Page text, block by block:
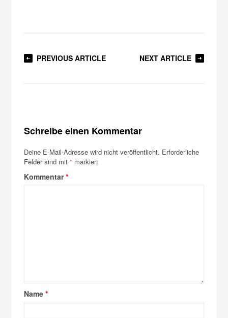
PREVIOUS ARTICLE NEXT ARTICLE
Schreibe einen Kommentar
Deine E-Mail-Adresse wird nicht veröffentlicht. Erforderliche
Felder sind mit* markiert
Kommentar*
Name*